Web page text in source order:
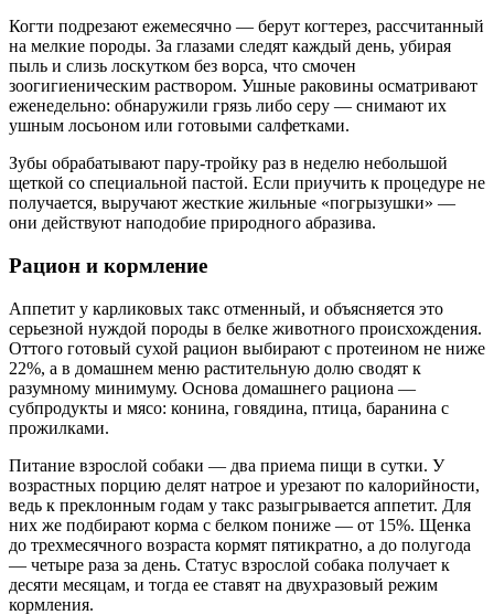
Когти подрезают ежемесячно — берут когтерез, рассчитанный
на мелкие породы. За глазами следят каждый день, убирая
пыль и слизь лоскутком без ворса, что смочен
зоогигиеническим раствором. Ушные раковины осматривают
еженедельно: обнаружили грязь либо серу — снимают их
ушным лосьоном или готовыми салфетками.
Зубы обрабатывают пару-тройку раз в неделю небольшой
щеткой со специальной пастой. Если приучить к процедуре не
получается, выручают жесткие жильные «погрызушки» —
они действуют наподобие природного абразива.
Рацион и кормление
Аппетит у карликовых такс отменный, и объясняется это
серьезной нуждой породы в белке животного происхождения.
Оттого готовый сухой рацион выбирают с протеином не ниже
22%, а в домашнем меню растительную долю сводят к
разумному минимуму. Основа домашнего рациона —
субпродукты и мясо: конина, говядина, птица, баранина с
прожилками.
Питание взрослой собаки — два приема пищи в сутки. У
возрастных порцию делят натрое и урезают по калорийности,
ведь к преклонным годам у такс разыгрывается аппетит. Для
них же подбирают корма с белком пониже — от 15%. Щенка
до трехмесячного возраста кормят пятикратно, а до полугода
— четыре раза за день. Статус взрослой собака получает к
десяти месяцам, и тогда ее ставят на двухразовый режим
кормления.